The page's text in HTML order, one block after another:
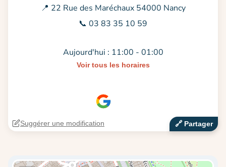
📍 22 Rue des Maréchaux 54000 Nancy
📞 03 83 35 10 59
Aujourd'hui : 11:00 - 01:00
Voir tous les horaires
🔗‍️ Partager
Suggérer une modification